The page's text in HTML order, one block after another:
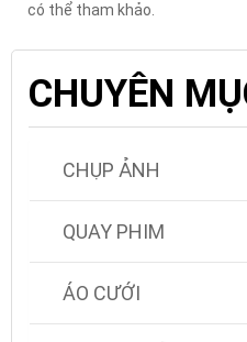
có thể tham khảo.
CHUYÊN
CHỤP ẢNH
QUAY PHIM
ÁO CƯỚI